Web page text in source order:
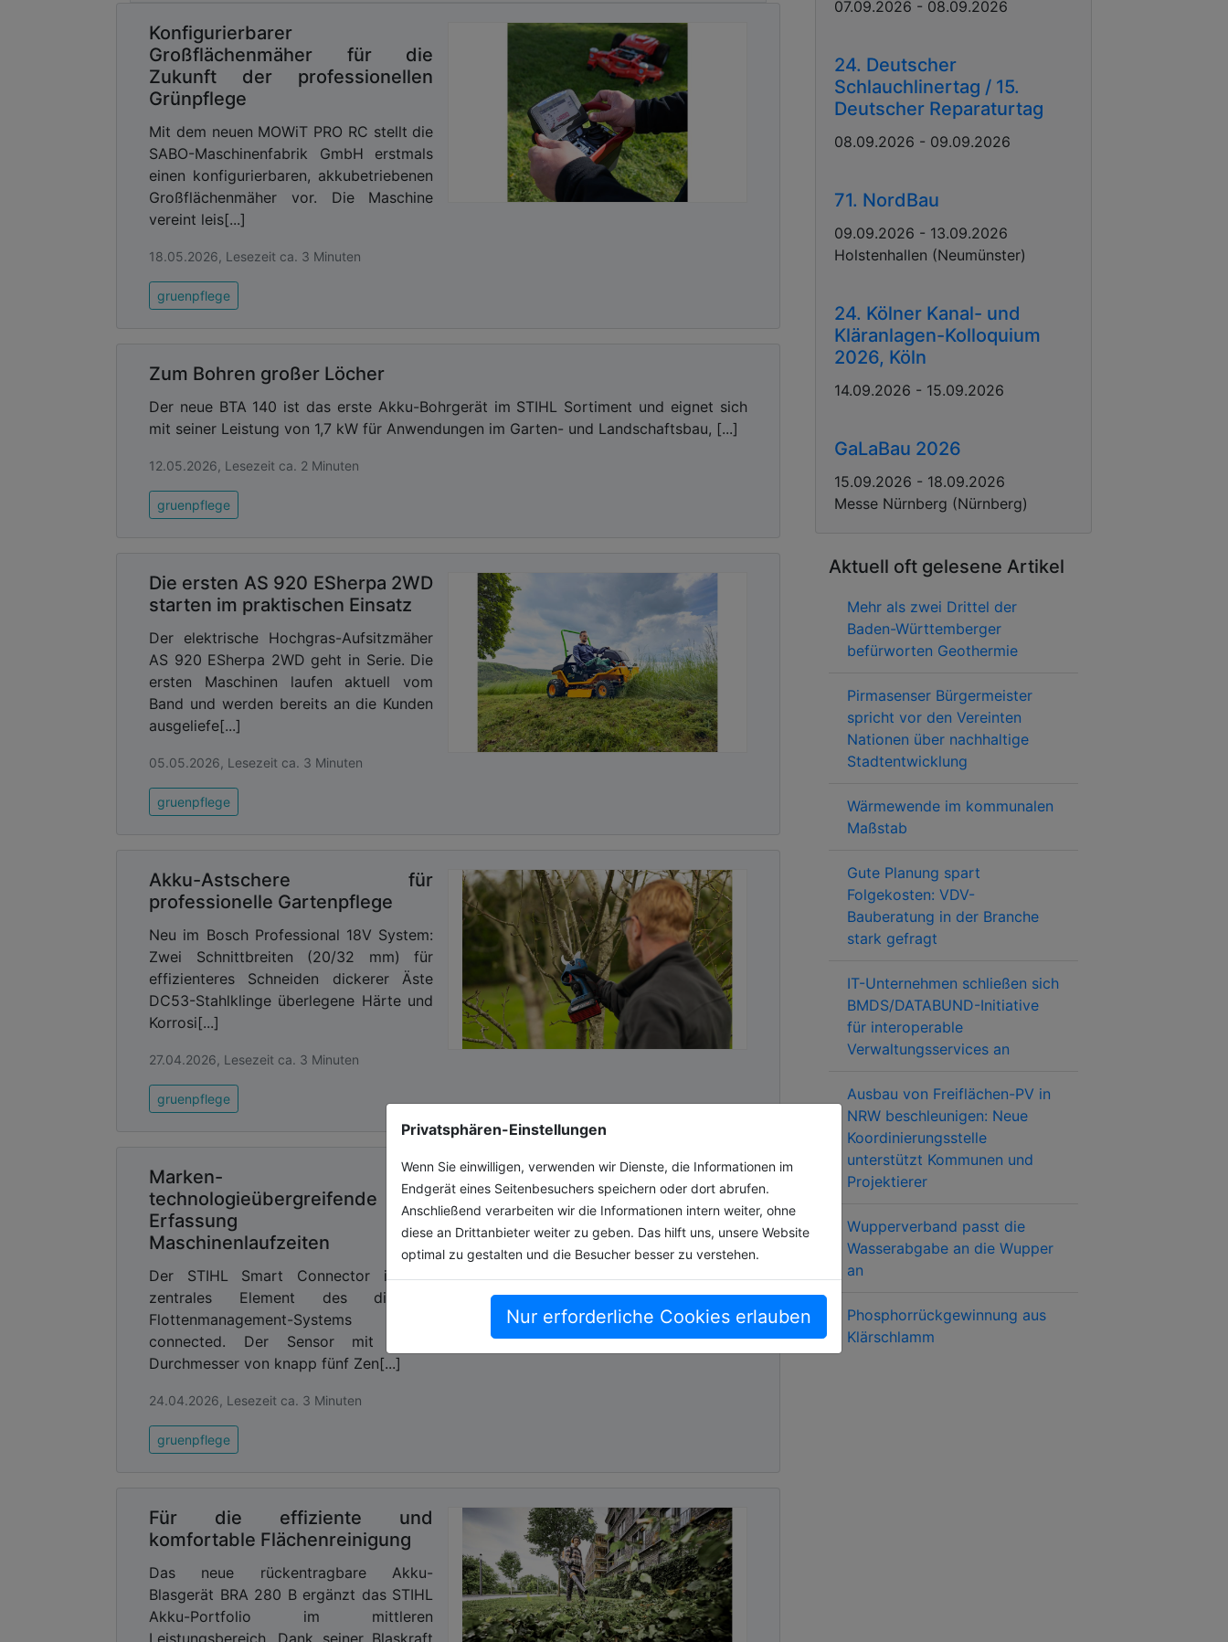
Privatsphären-Einstellungen
Wenn Sie einwilligen, verwenden wir Dienste, die Informationen im
Endgerät eines Seitenbesuchers speichern oder dort abrufen.
Anschließend verarbeiten wir die Informationen intern weiter, ohne
diese an Drittanbieter weiter zu geben. Das hilft uns, unsere Website
optimal zu gestalten und die Besucher besser zu verstehen.
Nur erforderliche Cookies erlauben
Abonnieren Sie unseren Newsletter mit Link zur kostenlosen PDF
Ausgabe der Kommunalwirtschaft!
Konfigurierbarer
Großflächenmäher für die
Zukunft der professionellen
Grünpflege
Mit dem neuen MOWiT PRO RC stellt die
SABO-Maschinenfabrik GmbH erstmals
einen konfigurierbaren, akkubetriebenen
Großflächenmäher vor. Die Maschine
vereint leis[...]
18.05.2026, Lesezeit ca. 3 Minuten
gruenpflege
Zum Bohren großer Löcher
Der neue BTA 140 ist das erste Akku-Bohrgerät im STIHL Sortiment und eignet sich
mit seiner Leistung von 1,7 kW für Anwendungen im Garten- und Landschaftsbau, [...]
12.05.2026, Lesezeit ca. 2 Minuten
gruenpflege
Die ersten AS 920 ESherpa 2WD
starten im praktischen Einsatz
Der elektrische Hochgras-Aufsitzmäher
AS 920 ESherpa 2WD geht in Serie. Die
ersten Maschinen laufen aktuell vom
Band und werden bereits an die Kunden
ausgeliefe[...]
05.05.2026, Lesezeit ca. 3 Minuten
gruenpflege
Akku-Astschere für
professionelle Gartenpflege
Neu im Bosch Professional 18V System:
Zwei Schnittbreiten (20/32 mm) für
effizienteres Schneiden dickerer Äste
DC53-Stahlklinge überlegene Härte und
Korrosi[...]
27.04.2026, Lesezeit ca. 3 Minuten
gruenpflege
Marken- und
technologieübergreifende
Erfassung von
Maschinenlaufzeiten
Der STIHL Smart Connector ist ein
zentrales Element des digitalen
Flottenmanagement-Systems STIHL
connected. Der Sensor mit einem
Durchmesser von knapp fünf Zen[...]
24.04.2026, Lesezeit ca. 3 Minuten
gruenpflege
Für die effiziente und
komfortable Flächenreinigung
Das neue rückentragbare Akku-
Blasgerät BRA 280 B ergänzt das STIHL
Akku-Portfolio im mittleren
Leistungsbereich. Dank seiner Blaskraft
07.09.2026 - 08.09.2026
24. Deutscher
Schlauchlinertag / 15.
Deutscher Reparaturtag
08.09.2026 - 09.09.2026
71. NordBau
09.09.2026 - 13.09.2026
Holstenhallen (Neumünster)
24. Kölner Kanal- und
Kläranlagen-Kolloquium
2026, Köln
14.09.2026 - 15.09.2026
GaLaBau 2026
15.09.2026 - 18.09.2026
Messe Nürnberg (Nürnberg)
Aktuell oft gelesene Artikel
Mehr als zwei Drittel der
Baden-Württemberger
befürworten Geothermie
Pirmasenser Bürgermeister
spricht vor den Vereinten
Nationen über nachhaltige
Stadtentwicklung
Wärmewende im kommunalen
Maßstab
Gute Planung spart
Folgekosten: VDV-
Bauberatung in der Branche
stark gefragt
IT-Unternehmen schließen sich
BMDS/DATABUND-Initiative
für interoperable
Verwaltungsservices an
Ausbau von Freiflächen-PV in
NRW beschleunigen: Neue
Koordinierungsstelle
unterstützt Kommunen und
Projektierer
Wupperverband passt die
Wasserabgabe an die Wupper
an
Phosphorrückgewinnung aus
Klärschlamm